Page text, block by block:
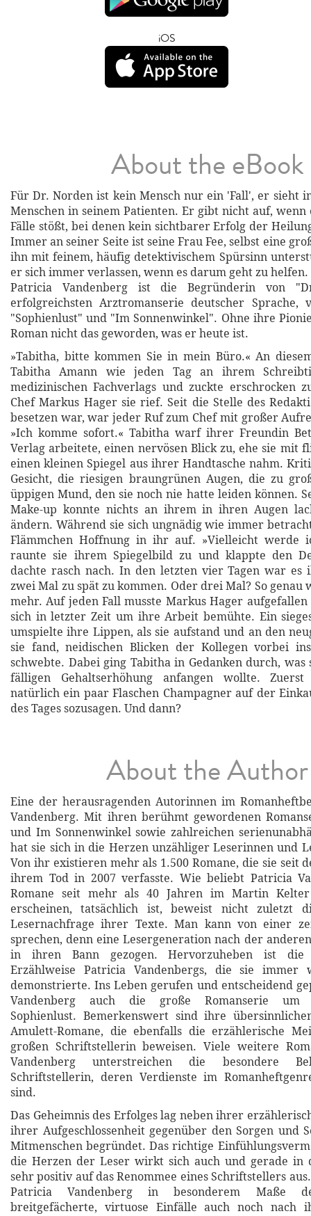
iOS
About the eBook
Für Dr. Norden ist kein Mensch nur ein 'Fall', er sieht
Menschen in seinem Patienten. Er gibt nicht auf,
Fälle stößt, bei denen kein sichtbarer Erfolg der
Immer an seiner Seite ist seine Frau Fee, selbst eine
ihn mit feinem, häufig detektivischem Spürsinn
er sich immer verlassen, wenn es darum geht zu helfen.
Patricia Vandenberg ist die Begründerin von
erfolgreichsten Arztromanserie deutscher Sprache,
"Sophienlust" und "Im Sonnenwinkel". Ohne ihre
Roman nicht das geworden, was er heute ist.
»Tabitha, bitte kommen Sie in mein Büro.« An
Tabitha Amann wie jeden Tag an ihrem
medizinischen Fachverlags und zuckte erschrocken
Chef Markus Hager sie rief. Seit die Stelle des
besetzen war, war jeder Ruf zum Chef mit großer
»Ich komme sofort.« Tabitha warf ihrer Freundin
Verlag arbeitete, einen nervösen Blick zu, ehe sie mit
einen kleinen Spiegel aus ihrer Handtasche nahm.
Gesicht, die riesigen braungrünen Augen, die zu
üppigen Mund, den sie noch nie hatte leiden können.
Make-up konnte nichts an ihrem in ihren Augen
ändern. Während sie sich ungnädig wie immer
Flämmchen Hoffnung in ihr auf. »Vielleicht werde
raunte sie ihrem Spiegelbild zu und klappte den
dachte rasch nach. In den letzten vier Tagen war es
zwei Mal zu spät zu kommen. Oder drei Mal? So genau
mehr. Auf jeden Fall musste Markus Hager
sich in letzter Zeit um ihre Arbeit bemühte. Ein
umspielte ihre Lippen, als sie aufstand und an den
sie fand, neidischen Blicken der Kollegen vorbei
schwebte. Dabei ging Tabitha in Gedanken durch,
fälligen Gehaltserhöhung anfangen wollte.
natürlich ein paar Flaschen Champagner auf der
des Tages sozusagen. Und dann?
About the Author
Eine der herausragenden Autorinnen im
Vandenberg. Mit ihren berühmt gewordenen
und Im Sonnenwinkel sowie zahlreichen
hat sie sich in die Herzen unzähliger Leserinnen und
Von ihr existieren mehr als 1.500 Romane, die sie seit
ihrem Tod in 2007 verfasste. Wie beliebt Patricia
Romane seit mehr als 40 Jahren im Martin
erscheinen, tatsächlich ist, beweist nicht zuletzt
Lesernachfrage ihrer Texte. Man kann von einer
sprechen, denn eine Lesergeneration nach der
in ihren Bann gezogen. Hervorzuheben ist die
Erzählweise Patricia Vandenbergs, die sie immer
demonstrierte. Ins Leben gerufen und entscheidend
Vandenberg auch die große Romanserie um
Sophienlust. Bemerkenswert sind ihre
Amulett-Romane, die ebenfalls die erzählerische
großen Schriftstellerin beweisen. Viele weitere
Vandenberg unterstreichen die besondere
Schriftstellerin, deren Verdienste im
sind.
Das Geheimnis des Erfolges lag neben ihrer
ihrer Aufgeschlossenheit gegenüber den Sorgen und
Mitmenschen begründet. Das richtige
die Herzen der Leser wirkt sich auch und gerade in
sehr positiv auf das Renommee eines Schriftstellers
Patricia Vandenberg in besonderem Maße
breitgefächerte, virtuose Einfälle auch noch nach